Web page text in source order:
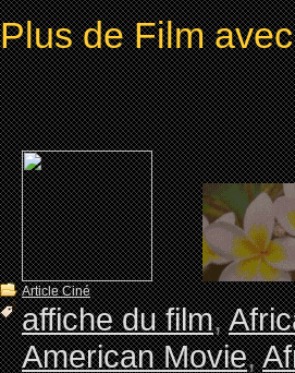
Plus de Film
Article Ciné
affiche du film,
American Movie,